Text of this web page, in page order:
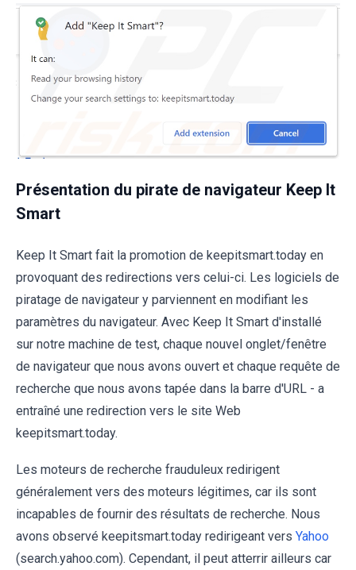
Présentation du pirate de navigateur Keep It
Smart
Keep It Smart fait la promotion de keepitsmart.today en
provoquant des redirections vers celui-ci. Les logiciels de
piratage de navigateur y parviennent en modifiant les
paramètres du navigateur. Avec Keep It Smart d'installé
sur notre machine de test, chaque nouvel onglet/fenêtre
de navigateur que nous avons ouvert et chaque requête de
recherche que nous avons tapée dans la barre d'URL - a
entraîné une redirection vers le site Web
keepitsmart.today.
Les moteurs de recherche frauduleux redirigent
généralement vers des moteurs légitimes, car ils sont
incapables de fournir des résultats de recherche. Nous
avons observé keepitsmart.today redirigeant vers Yahoo
(search.yahoo.com). Cependant, il peut atterrir ailleurs car